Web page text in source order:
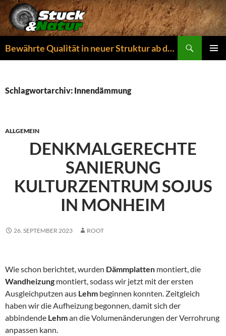
Zum
Inhalt
springen
Bewährte Qualität in neuer Struktur ab dem 01.04.2026
Schlagwortarchiv: Innendämmung
ALLGEMEIN
DENKMALGERECHTE
SANIERUNG
KULTURZENTRUM SOJUS
IN MONHEIM
26. SEPTEMBER 2023 ROOT
Wie schon berichtet, wurden Dämmplatten montiert, die
Wandheizung montiert, sodass wir jetzt mit der ersten
Ausgleichputzen aus Lehm beginnen konnten. Zeitgleich
haben wir die Aufheizung begonnen, damit sich der
abbindende Lehman die Volumenänderungen der Verrohrung
anpassen kann.